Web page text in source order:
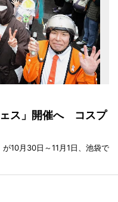
ェス」開催へ コスプ
10月30日～11月1日、池袋で